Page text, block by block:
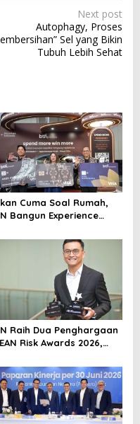
Next post
Autophagy, Proses
Sel yang Bikin
Tubuh Lebih Sehat
Cuma Soal Rumah,
Bangun Experience
Raih Dua Penghargaan
Risk Awards 2026,
Risiko
Internasional
Pertumbuhan